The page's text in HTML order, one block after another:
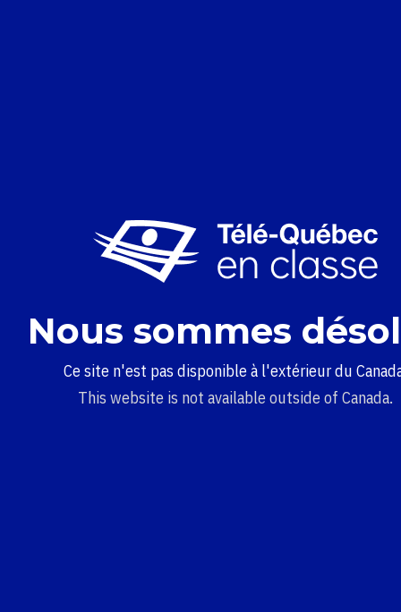
Nous sommes
Ce site n'est pas disponible à l'extérieur du
This website is not available outside of Canada.